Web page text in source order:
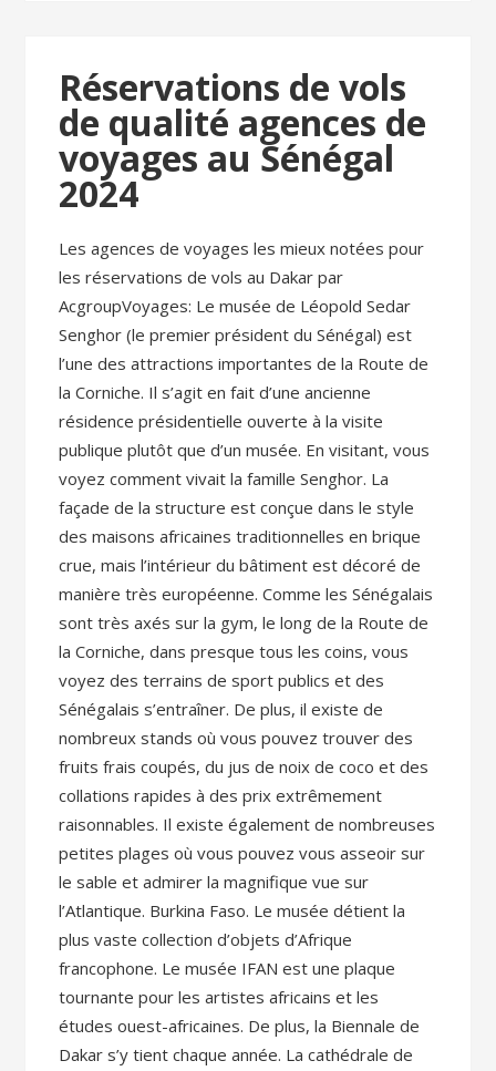
Réservations de vols
de qualité agences de
voyages au Sénégal
2024
Les agences de voyages les mieux notées pour
les réservations de vols au Dakar par
AcgroupVoyages: Le musée de Léopold Sedar
Senghor (le premier président du Sénégal) est
l’une des attractions importantes de la Route de
la Corniche. Il s’agit en fait d’une ancienne
résidence présidentielle ouverte à la visite
publique plutôt que d’un musée. En visitant, vous
voyez comment vivait la famille Senghor. La
façade de la structure est conçue dans le style
des maisons africaines traditionnelles en brique
crue, mais l’intérieur du bâtiment est décoré de
manière très européenne. Comme les Sénégalais
sont très axés sur la gym, le long de la Route de
la Corniche, dans presque tous les coins, vous
voyez des terrains de sport publics et des
Sénégalais s’entraîner. De plus, il existe de
nombreux stands où vous pouvez trouver des
fruits frais coupés, du jus de noix de coco et des
collations rapides à des prix extrêmement
raisonnables. Il existe également de nombreuses
petites plages où vous pouvez vous asseoir sur
le sable et admirer la magnifique vue sur
l’Atlantique. Burkina Faso. Le musée détient la
plus vaste collection d’objets d’Afrique
francophone. Le musée IFAN est une plaque
tournante pour les artistes africains et les
études ouest-africaines. De plus, la Biennale de
Dakar s’y tient chaque année. La cathédrale de